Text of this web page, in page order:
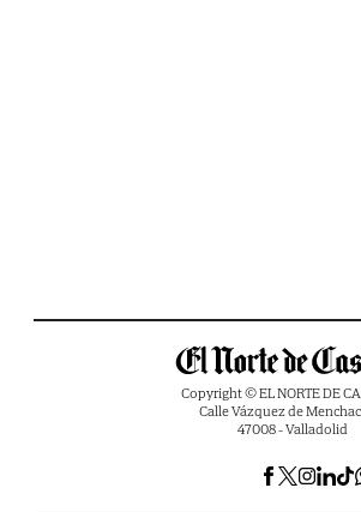
Copyright © EL NORTE DE
Calle Vázquez de
47008 - Valladolid